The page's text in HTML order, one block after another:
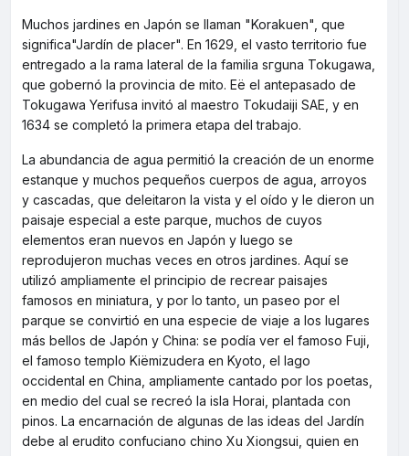
Muchos jardines en Japón se llaman "Korakuen", que
significa"Jardín de placer". En 1629, el vasto territorio fue
entregado a la rama lateral de la familia sгguna Tokugawa,
que gobernó la provincia de mito. Eё el antepasado de
Tokugawa Yerifusa invitó al maestro Tokudaiji SAE, y en
1634 se completó la primera etapa del trabajo.
La abundancia de agua permitió la creación de un enorme
estanque y muchos pequeños cuerpos de agua, arroyos
y cascadas, que deleitaron la vista y el oído y le dieron un
paisaje especial a este parque, muchos de cuyos
elementos eran nuevos en Japón y luego se
reprodujeron muchas veces en otros jardines. Aquí se
utilizó ampliamente el principio de recrear paisajes
famosos en miniatura, y por lo tanto, un paseo por el
parque se convirtió en una especie de viaje a los lugares
más bellos de Japón y China: se podía ver el famoso Fuji,
el famoso templo Kiёmizudera en Kyoto, el lago
occidental en China, ampliamente cantado por los poetas,
en medio del cual se recreó la isla Horai, plantada con
pinos. La encarnación de algunas de las ideas del Jardín
debe al erudito confuciano chino Xu Xiongsui, quien en